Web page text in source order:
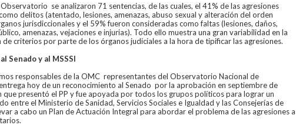
se analizaron 71 sentencias, de las cuales, el 41% de las agresiones
delitos (atentado, lesiones, amenazas, abuso sexual y alteración del orden
jurisdiccionales y el 59% fueron consideradas como faltas (lesiones, daños,
amenazas, vejaciones e injurias). Todo ello muestra una gran variabilidad en la
de criterios por parte de los órganos judiciales a la hora de tipificar las agresiones.
Senado y al MSSSI
responsables de la OMC representantes del Observatorio Nacional de
hoy de un reconocimiento al Senado por la aprobación en septiembre de
que presentó el PP y fue apoyada por todos los grupos políticos para lograr un
entre el Ministerio de Sanidad, Servicios Sociales e Igualdad y las Consejerías de
a cabo un Plan de Actuación Integral para abordar el problema de las agresiones a